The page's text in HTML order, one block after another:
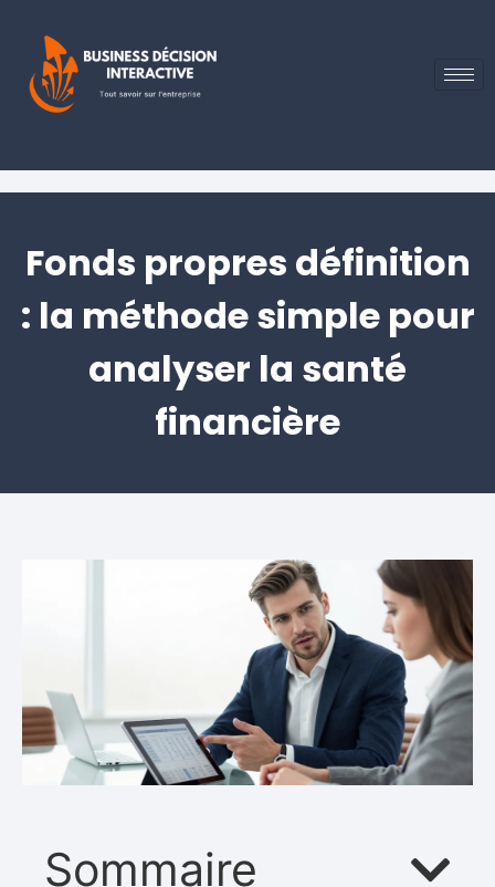
Fonds propres définition
: la méthode simple pour
analyser la santé
financière
Sommaire